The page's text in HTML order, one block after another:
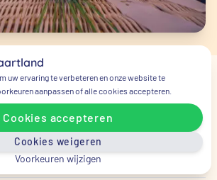
vragen
ik als eerste bellen bij
uw ervaring te verbeteren en onze website te
aanpassen of alle cookies accepteren.
Cookies accepteren
Cookies weigeren
Voorkeuren wijzigen